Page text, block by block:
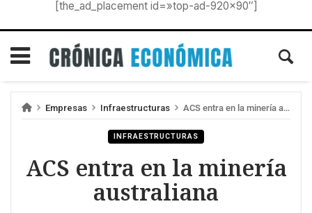
[the_ad_placement id=»top-ad-920×90″]
Empresas Infraestructuras ACS entra en la minería australiana
INFRAESTRUCTURAS
ACS entra en la minería
australiana